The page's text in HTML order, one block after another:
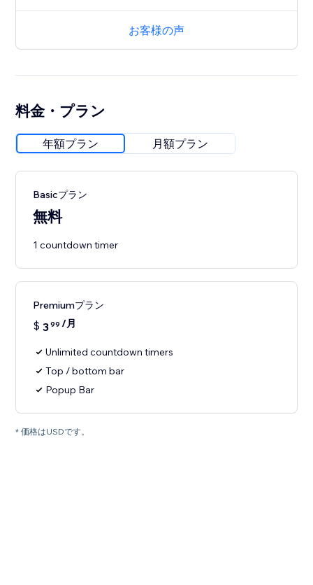
お客様の声
料金・プラン
年額プラン 月額プラン
Basicプラン
無料
1 countdown timer
Premiumプラン
$ 399 /月
Unlimited countdown timers
Top / bottom bar
Popup Bar
* 価格はUSDです。